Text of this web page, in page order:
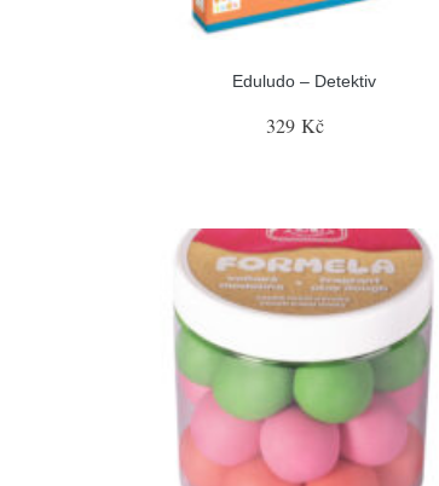
Eduludo – Detektiv
329 Kč